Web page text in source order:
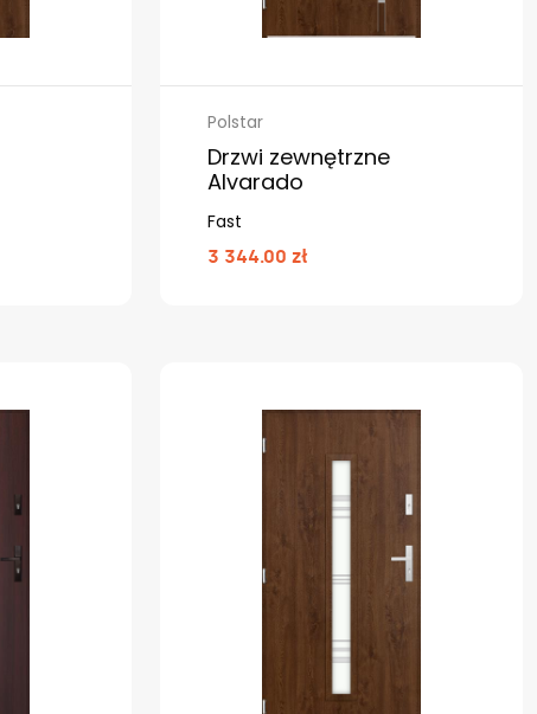
Polstar
Drzwi zewnętrzne
Alvarado
Fast
3 344.00 zł